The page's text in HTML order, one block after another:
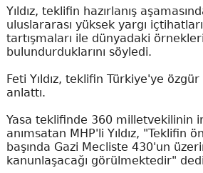
Yıldız, teklifin hazırlanış
uluslararası yüksek yargı
tartışmaları ile dünyadaki
bulundurduklarını söyledi.
Feti Yıldız, teklifin Türkiye'ye
anlattı.
Yasa teklifinde 360 milletvekilinin
anımsatan MHP'li Yıldız, "Teklifin
başında Gazi Mecliste 430'un
kanunlaşacağı görülmektedir"